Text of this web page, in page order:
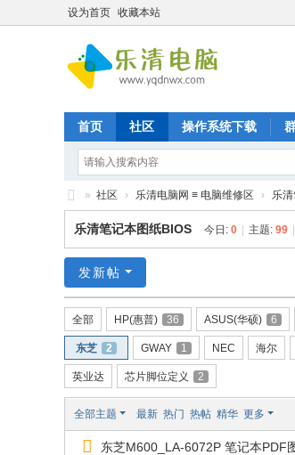
设为首页 收藏本站
首页 社区 操作系统下载
乐
清
晨
电
脑
维
修
» 社区 › 乐清电脑网 ≡ 电脑维修区 › 乐
乐清笔记本图纸BIOS 今日: 0 主题: 99
发新帖
全部 HP(惠普) 36 ASUS(华硕) 6
东芝 2 GWAY 1 NEC 海尔
英业达 芯片脚位定义 2
全部主题 最新 热门 热帖 精华 更多
东芝M600_LA-6072P 笔记本PDF